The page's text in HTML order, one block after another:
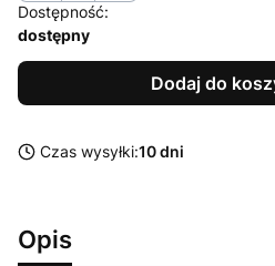
Dostępność:
dostępny
Dodaj do
Czas wysyłki:10 dni
Opis